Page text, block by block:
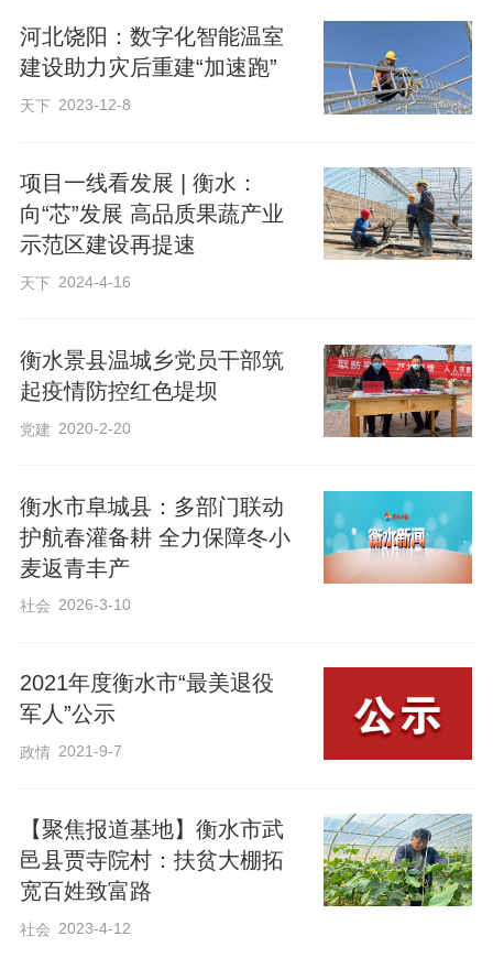
一人行善是微光，众人向善成炬火。作为
景县无偿献血志愿服务分队队长，苗鹏鹏
大众“献血伤身”的顾虑，他常以亲身经历现
身说法：“很多人怕献血伤身体，其实科学
献血无损健康，关键时刻却能救人一命，
看俺，这不一直很硬朗！”他用最接地气的
河北饶阳：数字化智能温室
建设助力灾后重建“加速跑”
天下 2023-12-8
项目一线看发展 | 衡水：
向“芯”发展 高品质果蔬产业
示范区建设再提速
天下 2024-4-16
衡水景县温城乡党员干部筑
起疫情防控红色堤坝
党建 2020-2-20
衡水市阜城县：多部门联动
护航春灌备耕 全力保障冬小
麦返青丰产
社会 2026-3-10
2021年度衡水市“最美退役
军人”公示
政情 2021-9-7
【聚焦报道基地】衡水市武
邑县贾寺院村：扶贫大棚拓
宽百姓致富路
社会 2023-4-12